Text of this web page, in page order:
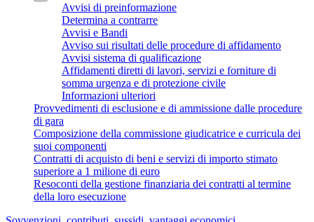
Avvisi di preinformazione
Determina a contrarre
Avvisi e Bandi
Avviso sui risultati delle procedure di affidamento
Avvisi sistema di qualificazione
Affidamenti diretti di lavori, servizi e forniture di
somma urgenza e di protezione civile
Informazioni ulteriori
Provvedimenti di esclusione e di ammissione dalle procedure
di gara
Composizione della commissione giudicatrice e curricula dei
suoi componenti
Contratti di acquisto di beni e servizi di importo stimato
superiore a 1 milione di euro
Resoconti della gestione finanziaria dei contratti al termine
della loro esecuzione